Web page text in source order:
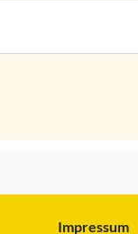
Impressum